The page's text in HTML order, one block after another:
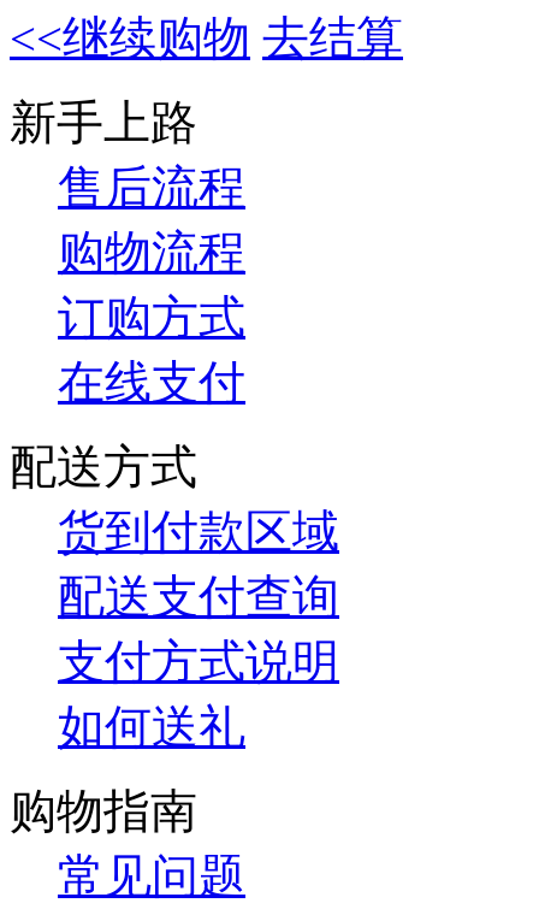
<<继续购物 去结算
新手上路
售后流程
购物流程
订购方式
在线支付
配送方式
货到付款区域
配送支付查询
支付方式说明
如何送礼
购物指南
常见问题